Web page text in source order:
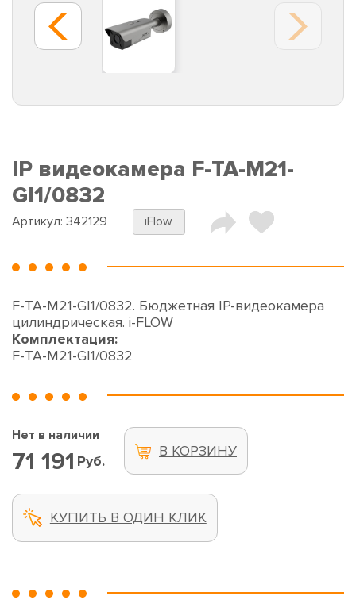
IP видеокамера F-TA-M21-
GI1/0832
Артикул: 342129 iFlow
F-TA-M21-GI1/0832. Бюджетная IP-видеокамера
цилиндрическая. i-FLOW
Комплектация:
F-TA-M21-GI1/0832
Нет в наличии
71 191 Руб.
В КОРЗИНУ
КУПИТЬ В ОДИН КЛИК